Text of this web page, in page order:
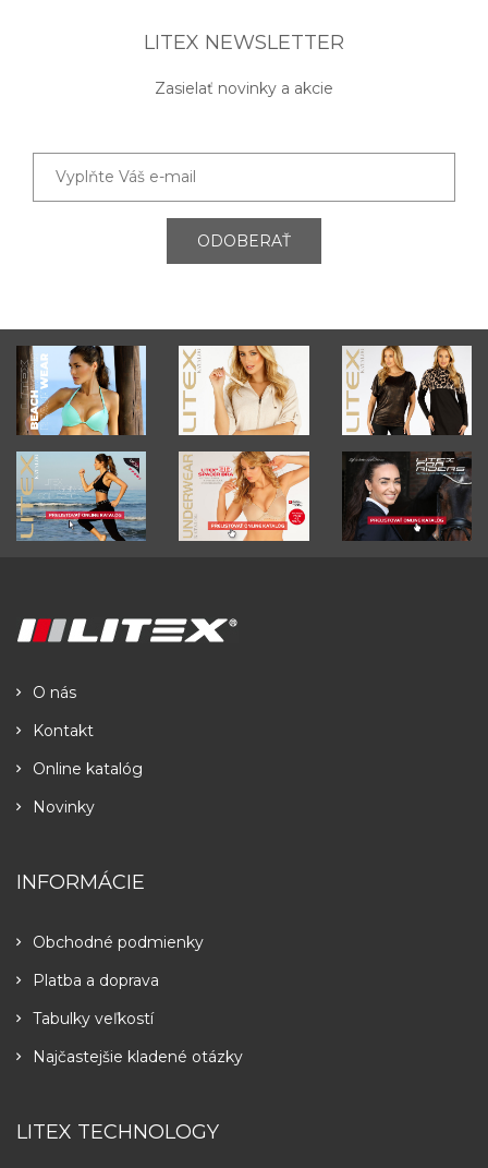
LITEX NEWSLETTER
Zasielať novinky a akcie
ODOBERAŤ
O nás
Kontakt
Online katalóg
Novinky
INFORMÁCIE
Obchodné podmienky
Platba a doprava
Tabulky veľkostí
Najčastejšie kladené otázky
LITEX TECHNOLOGY